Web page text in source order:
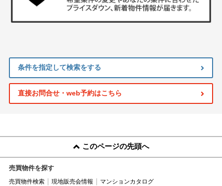
条件を指定して検索をする
直接お問合せ・web予約はこちら
このページの先頭へ
売買物件を探す
売買物件検索 現地販売会情報 マンションカタログ